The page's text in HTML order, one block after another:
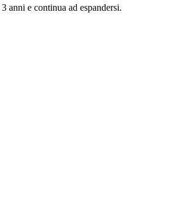
anni e continua ad espandersi.